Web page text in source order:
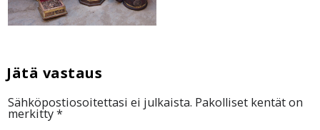
Sähköpostiosoitettasi ei julkaista. Pakolliset kentät on
merkitty*